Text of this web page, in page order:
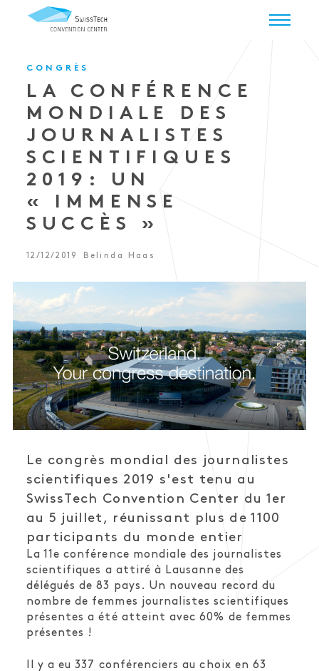
CONGRÈS
LA CONFÉRENCE
MONDIALE DES
JOURNALISTES
SCIENTIFIQUES
2019: UN
« IMMENSE
SUCCÈS »
12/12/2019 Belinda Haas
Le congrès mondial des journalistes
scientifiques 2019 s'est tenu au
SwissTech Convention Center du 1er
au 5 juillet, réunissant plus de 1100
participants du monde entier
La 11e conférence mondiale des journalistes
scientifiques a attiré à Lausanne des
délégués de 83 pays. Un nouveau record du
nombre de femmes journalistes scientifiques
présentes a été atteint avec 60% de femmes
présentes !
Il y a eu 337 conférenciers au choix en 63